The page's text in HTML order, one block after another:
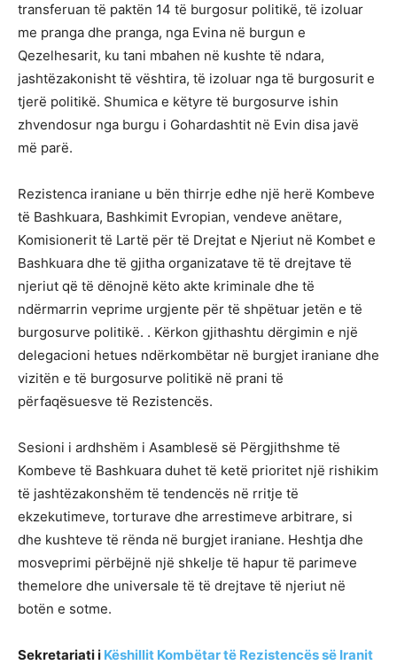
transferuan të paktën 14 të burgosur politikë, të izoluar
me pranga dhe pranga, nga Evina në burgun e
Qezelhesarit, ku tani mbahen në kushte të ndara,
jashtëzakonisht të vështira, të izoluar nga të burgosurit e
tjerë politikë. Shumica e këtyre të burgosurve ishin
zhvendosur nga burgu i Gohardashtit në Evin disa javë
më parë.
Rezistenca iraniane u bën thirrje edhe një herë Kombeve
të Bashkuara, Bashkimit Evropian, vendeve anëtare,
Komisionerit të Lartë për të Drejtat e Njeriut në Kombet e
Bashkuara dhe të gjitha organizatave të të drejtave të
njeriut që të dënojnë këto akte kriminale dhe të
ndërmarrin veprime urgjente për të shpëtuar jetën e të
burgosurve politikë. . Kërkon gjithashtu dërgimin e një
delegacioni hetues ndërkombëtar në burgjet iraniane dhe
vizitën e të burgosurve politikë në prani të
përfaqësuesve të Rezistencës.
Sesioni i ardhshëm i Asamblesë së Përgjithshme të
Kombeve të Bashkuara duhet të ketë prioritet një rishikim
të jashtëzakonshëm të tendencës në rritje të
ekzekutimeve, torturave dhe arrestimeve arbitrare, si
dhe kushteve të rënda në burgjet iraniane. Heshtja dhe
mosveprimi përbëjnë një shkelje të hapur të parimeve
themelore dhe universale të të drejtave të njeriut në
botën e sotme.
Sekretariati i Këshillit Kombëtar të Rezistencës së Iranit